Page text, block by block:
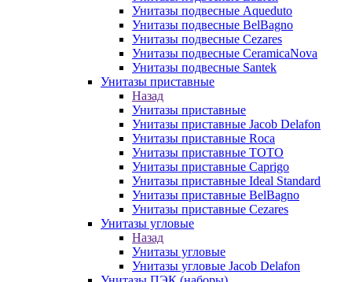
Унитазы подвесные Aqueduto
Унитазы подвесные BelBagno
Унитазы подвесные Cezares
Унитазы подвесные CeramicaNova
Унитазы подвесные Santek
Унитазы приставные
Назад
Унитазы приставные
Унитазы приставные Jacob Delafon
Унитазы приставные Roca
Унитазы приставные TOTO
Унитазы приставные Caprigo
Унитазы приставные Ideal Standard
Унитазы приставные BelBagno
Унитазы приставные Cezares
Унитазы угловые
Назад
Унитазы угловые
Унитазы угловые Jacob Delafon